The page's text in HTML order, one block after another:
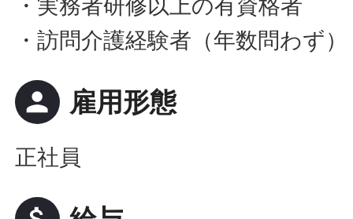
・実務者研修以上の有資格者
・訪問介護経験者（年数問わず）
person 雇用形態
正社員